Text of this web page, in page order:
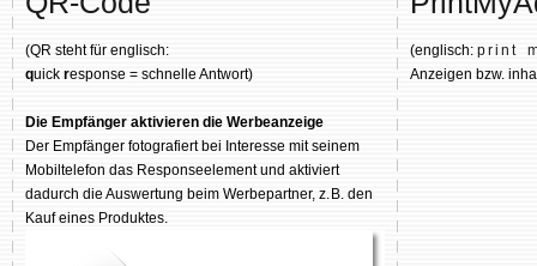
(QR steht für englisch:
quick response = schnelle Antwort)
Die Empfänger aktivieren die Werbeanzeige
Der Empfänger fotografiert bei Interesse mit seinem
Mobiltelefon das Responseelement und aktiviert
dadurch die Auswertung beim Werbepartner, z. B.den
Kauf eines Produktes.
(englisch: print
Anzeigen bzw.